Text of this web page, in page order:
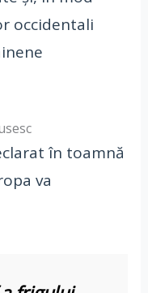
occidentali
în toamnă
va